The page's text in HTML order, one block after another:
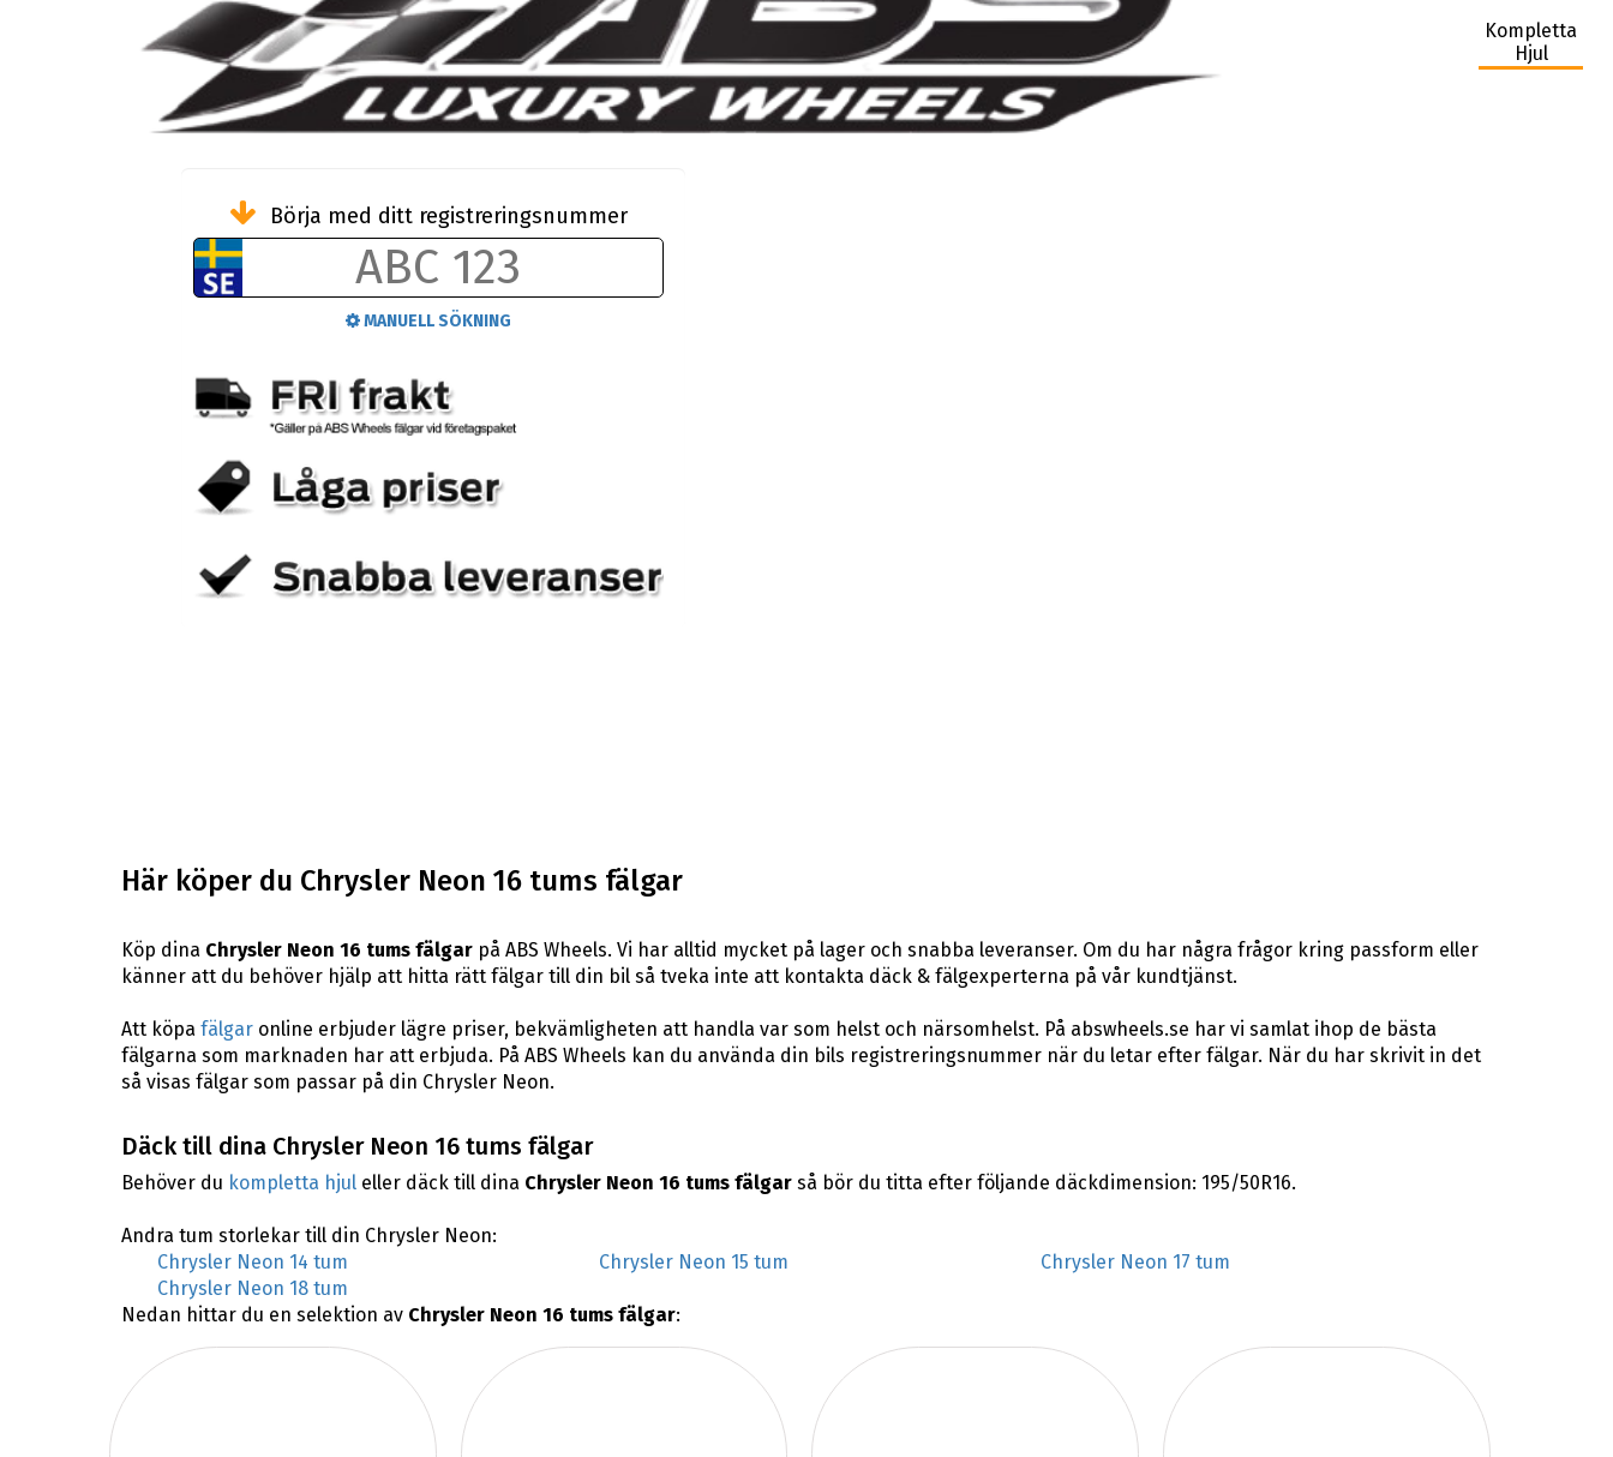
Kompletta
Hjul
Börja med ditt registreringsnummer
MANUELL SÖKNING
Här köper du Chrysler Neon 16 tums fälgar
Köp dina Chrysler Neon 16 tums fälgarpå ABS Wheels. Vi har alltid mycket på lager och snabba leveranser. Om du har några frågor kring passform eller
känner att du behöver hjälp att hitta rätt fälgar till din bil så tveka inte att kontakta däck & fälgexperterna på vår kundtjänst.
Att köpa fälgaronline erbjuder lägre priser, bekvämligheten att handla var som helst och närsomhelst. På abswheels.se har vi samlat ihop de bästa
fälgarna som marknaden har att erbjuda. På ABS Wheels kan du använda din bils registreringsnummer när du letar efter fälgar. När du har skrivit in det
så visas fälgar som passar på din Chrysler Neon.
Däck till dina Chrysler Neon 16 tums fälgar
Behöver du kompletta hjuleller däck till dina Chrysler Neon 16 tums fälgarså bör du titta efter följande däckdimension: 195/50R16.
Andra tum storlekar till din Chrysler Neon:
Chrysler Neon 14 tum
Chrysler Neon 15 tum
Chrysler Neon 17 tum
Chrysler Neon 18 tum
Nedan hittar du en selektion av Chrysler Neon 16 tums fälgar: